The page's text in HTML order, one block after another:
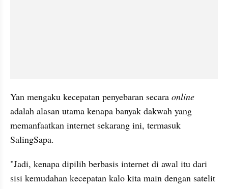
Yan mengaku kecepatan penyebaran secara
adalah alasan utama kenapa banyak dakwah yang
memanfaatkan internet sekarang ini, termasuk
SalingSapa.
"Jadi, kenapa dipilih berbasis internet di awal itu dari
sisi kemudahan kecepatan kalo kita main dengan satelit